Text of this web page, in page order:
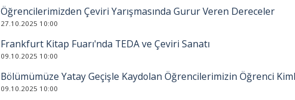
Öğrencilerimizden Çeviri Yarışmasında Gurur Veren Dereceler
27.10.2025 10:00
Frankfurt Kitap Fuarı'nda TEDA ve Çeviri Sanatı
09.10.2025 10:00
Bölümümüze Yatay Geçişle Kaydolan Öğrencilerimizin Öğrenci
09.10.2025 10:00